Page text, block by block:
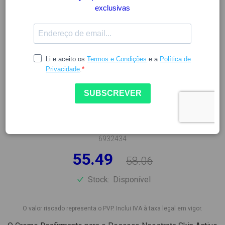
NEOSTRATA SKIN AC CR
REAFIRM PESCOCO 80G
6932434
55.49 58.06
Stock: Disponível
O valor riscado representa o PVP. Inclui IVA à taxa legal em vigor.